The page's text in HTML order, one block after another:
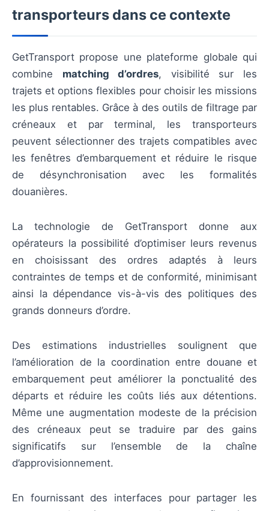
transporteurs dans ce contexte
GetTransport propose une plateforme globale qui
combine matching d’ordres, visibilité sur les
trajets et options flexibles pour choisir les missions
les plus rentables. Grâce à des outils de filtrage par
créneaux et par terminal, les transporteurs
peuvent sélectionner des trajets compatibles avec
les fenêtres d’embarquement et réduire le risque
de désynchronisation avec les formalités
douanières.
La technologie de GetTransport donne aux
opérateurs la possibilité d’optimiser leurs revenus
en choisissant des ordres adaptés à leurs
contraintes de temps et de conformité, minimisant
ainsi la dépendance vis-à-vis des politiques des
grands donneurs d’ordre.
Des estimations industrielles soulignent que
l’amélioration de la coordination entre douane et
embarquement peut améliorer la ponctualité des
départs et réduire les coûts liés aux détentions.
Même une augmentation modeste de la précision
des créneaux peut se traduire par des gains
significatifs sur l’ensemble de la chaîne
d’approvisionnement.
En fournissant des interfaces pour partager les